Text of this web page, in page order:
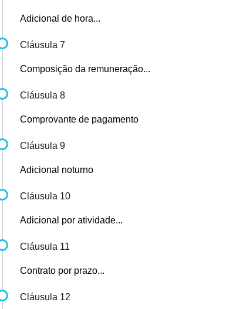
Adicional de hora...
Cláusula 7
Composição da remuneração...
Cláusula 8
Comprovante de pagamento
Cláusula 9
Adicional noturno
Cláusula 10
Adicional por atividade...
Cláusula 11
Contrato por prazo...
Cláusula 12